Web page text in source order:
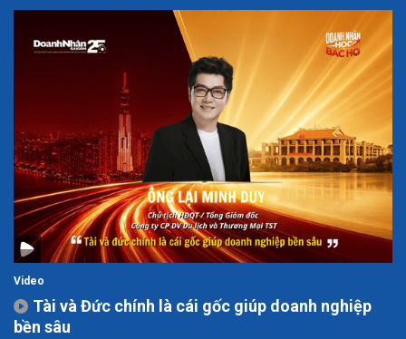
Video
Tài và Đức chính là cái gốc giúp doanh nghiệp
bền sâu